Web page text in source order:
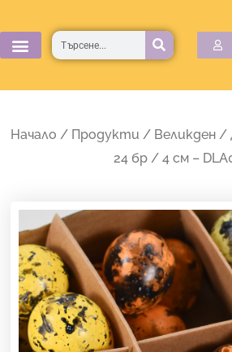
to
content
Търсене
Начало / Продукти / Великден/
24 бр / 4 см –